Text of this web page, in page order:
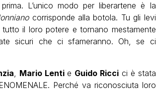
L’unico modo per liberartene è la
corrisponde alla botola. Tu gli levi
il loro potere e tornano mestamente
sicuri che ci sfameranno. Oh, se ci
, Mario Lentie Guido Ricci ci è stata
Perché va riconosciuta loro